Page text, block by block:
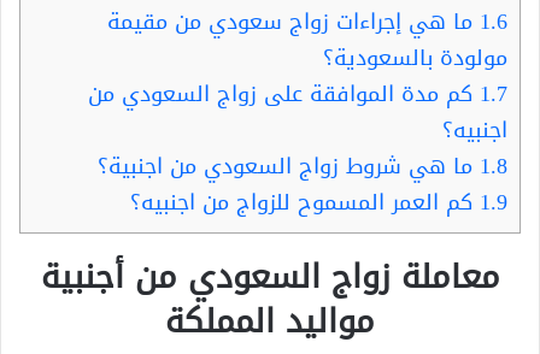
1.6 ما هي إجراءات زواج سعودي من مقيمة
مولودة بالسعودية؟
1.7 كم مدة الموافقة على زواج السعودي من
اجنبيه؟
1.8 ما هي شروط زواج السعودي من اجنبية؟
1.9 كم العمر المسموح للزواج من اجنبيه؟
معاملة زواج السعودي من أجنبية
مواليد المملكة